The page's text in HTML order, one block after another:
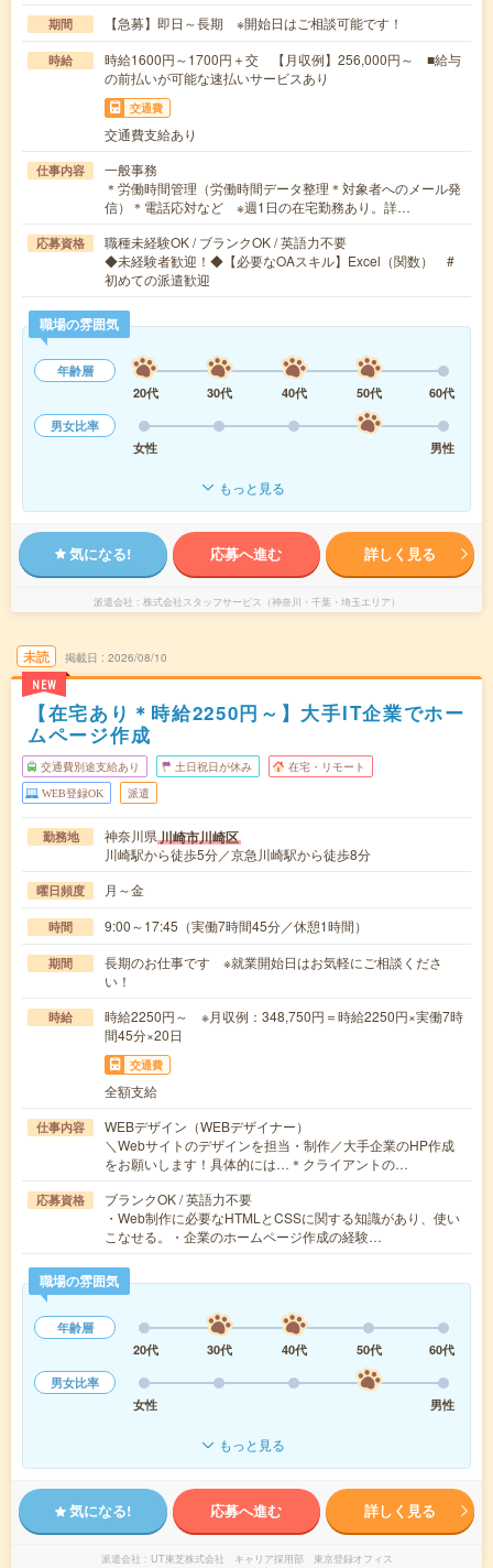
期間 【急募】即日～長期 ※開始日はご相談可能です！
時給
時給1600円～1700円＋交 【月収例】256,000円～ ■給与
の前払いが可能な速払いサービスあり
交通費
交通費支給あり
仕事内容
一般事務
＊労働時間管理（労働時間データ整理＊対象者へのメール発
信）＊電話応対など ※週1日の在宅勤務あり。詳…
応募資格
職種未経験OK / ブランクOK / 英語力不要
◆未経験者歓迎！◆【必要なOAスキル】Excel（関数） #
初めての派遣歓迎
職場の雰囲気
年齢層
20代
30代 40代 50代
60代
男女比率
女性
男性
もっと見る
気になる! 応募へ進む 詳しく見る
派遣会社 株式会社スタッフサービス（神奈川・千葉・埼玉エリア）
未読
NEW
掲載日 2026/08/10
【在宅あり＊時給2250円～】大手IT企業でホー
ムページ作成
交通費別途支給あり 土日祝日が休み 在宅・リモート
WEB登録OK 派遣
勤務地 神奈川県川崎市川崎区
川崎駅から徒歩5分／京急川崎駅から徒歩8分
曜日頻度 月～金
時間 9:00～17:45（実働7時間45分／休憩1時間）
期間
長期のお仕事です ※就業開始日はお気軽にご相談くださ
い！
時給
時給2250円～ ※月収例：348,750円＝時給2250円×実働7時
間45分×20日
交通費
全額支給
仕事内容
WEBデザイン（WEBデザイナー）
＼Webサイトのデザインを担当・制作／大手企業のHP作成
をお願いします！具体的には…＊クライアントの…
応募資格
ブランクOK / 英語力不要
・Web制作に必要なHTMLとCSSに関する知識があり、使い
こなせる。・企業のホームページ作成の経験…
職場の雰囲気
年齢層
20代
30代 40代 50代
60代
男女比率
女性
男性
もっと見る
気になる! 応募へ進む 詳しく見る
派遣会社 UT東芝株式会社 キャリア採用部 東京登録オフィス